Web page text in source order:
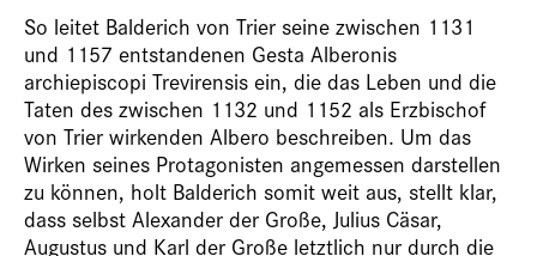
So leitet Balderich von Trier seine zwischen 1131
und 1157 entstandenen Gesta Alberonis
archiepiscopi Trevirensis ein, die das Leben und die
Taten des zwischen 1132 und 1152 als Erzbischof
von Trier wirkenden Albero beschreiben. Um das
Wirken seines Protagonisten angemessen darstellen
zu können, holt Balderich somit weit aus, stellt klar,
dass selbst Alexander der Große, Julius Cäsar,
Augustus und Karl der Große letztlich nur durch die